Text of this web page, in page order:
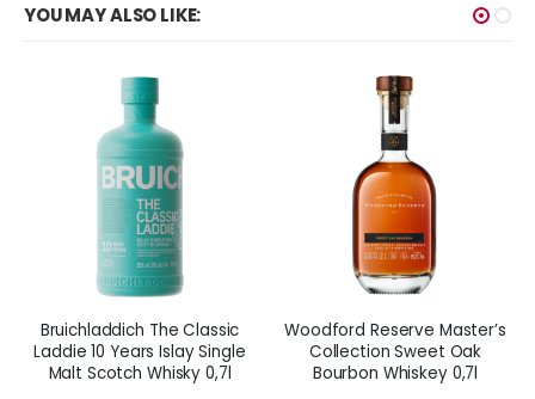
YOU MAY ALSO LIKE:
Bruichladdich The Classic
Laddie 10 Years Islay Single
Malt Scotch Whisky 0,7l
Woodford Reserve Master’s
Collection Sweet Oak
Bourbon Whiskey 0,7l